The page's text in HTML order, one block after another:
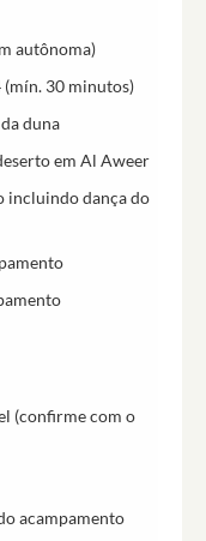
autônoma)
(mín. 30 minutos)
duna
em Al Aweer
incluindo dança do
(confirme com o
acampamento